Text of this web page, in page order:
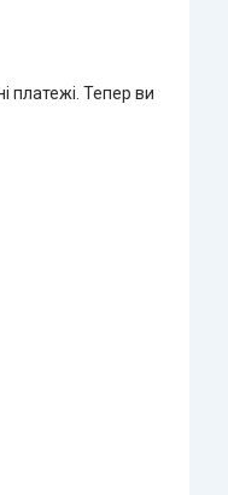
платежі. Тепер ви